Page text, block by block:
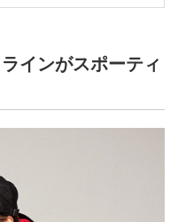
インがスポーティ